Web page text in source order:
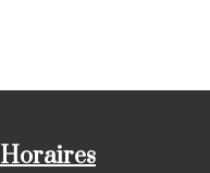
Horaires